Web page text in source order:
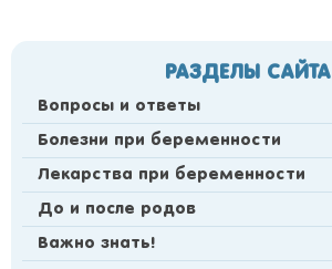
РАЗДЕЛЫ САЙТА
Вопросы и ответы
Болезни при беременности
Лекарства при беременности
До и после родов
Важно знать!